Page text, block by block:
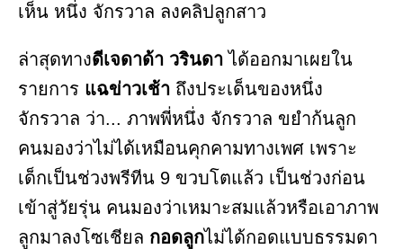
ล่าสุดทางดีเจดาด้า วรินดา ได้ออกมาเผยใน
รายการ แฉข่าวเช้า ถึงประเด็นของหนึ่ง
จักรวาล ว่า... ภาพพี่หนึ่ง จักรวาล ขยำก้นลูก
คนมองว่าไม่ได้เหมือนคุกคามทางเพศ เพราะ
เด็กเป็นช่วงพรีทีน 9 ขวบโตแล้ว เป็นช่วงก่อน
เข้าสู่วัยรุ่น คนมองว่าเหมาะสมแล้วหรือเอาภาพ
ลูกมาลงโซเชียล กอดลูกไม่ได้กอดแบบธรรมดา